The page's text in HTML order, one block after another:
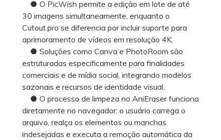
● O PicWish permite a edição em lote de até
30 imagens simultaneamente, enquanto o
Cutout.pro se diferencia por incluir suporte para
aprimoramento de vídeos em resolução 4K.
● Soluções como Canva e PhotoRoom são
estruturadas especificamente para finalidades
comerciais e de mídia social, integrando modelos
sazonais e recursos de identidade visual.
● O processo de limpeza no AniEraser funciona
diretamente no navegador: o usuário carrega o
arquivo, realça os elementos ou manchas
indesejadas e executa a remoção automática da